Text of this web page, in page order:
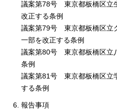
議案第78号 東京都板橋区立
改正する条例
議案第79号 東京都板橋区立
一部を改正する条例
議案第80号 東京都板橋区立
条例
議案第81号 東京都板橋区立
する条例
報告事項